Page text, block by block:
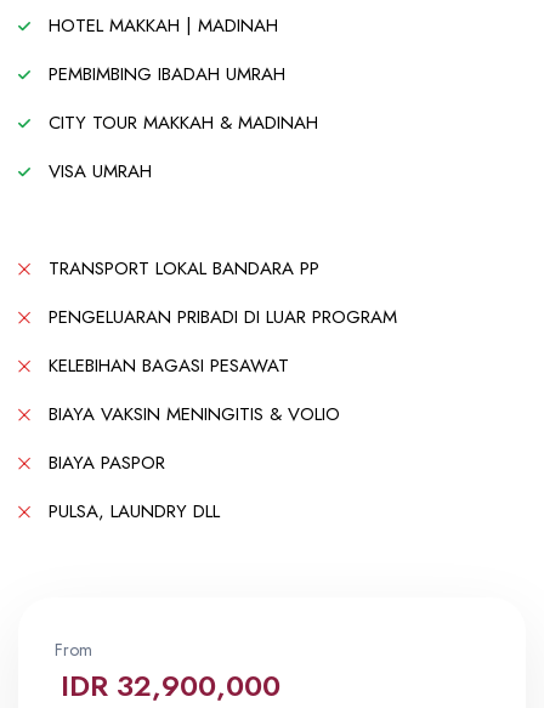
HOTEL MAKKAH | MADINAH
PEMBIMBING IBADAH UMRAH
CITY TOUR MAKKAH & MADINAH
VISA UMRAH
TRANSPORT LOKAL BANDARA PP
PENGELUARAN PRIBADI DI LUAR PROGRAM
KELEBIHAN BAGASI PESAWAT
BIAYA VAKSIN MENINGITIS & VOLIO
BIAYA PASPOR
PULSA, LAUNDRY DLL
From
IDR 32,900,000